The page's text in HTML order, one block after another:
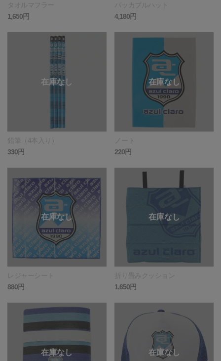
タオルマフラー
1,650円
パッカブルハット
4,180円
鉛筆（4本入り）
330円
ノート
220円
レジャーシート
880円
折り畳みクッション
1,650円